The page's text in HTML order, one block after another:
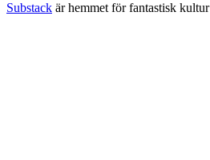
Substack är hemmet för fantastisk kultur